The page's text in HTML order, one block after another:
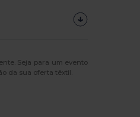
Seja para um evento
da sua oferta têxtil.